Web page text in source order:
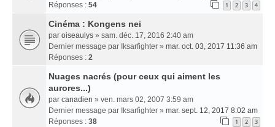
Réponses : 54 1 2 3 4
Cinéma : Kongens nei
par oiseaulys » sam. déc. 17, 2016 2:40 am
Dernier message par Iksarfighter » mar. oct. 03, 2017 11:36 am
Réponses : 2
Nuages nacrés (pour ceux qui aiment les
aurores...)
par canadien » ven. mars 02, 2007 3:59 am
Dernier message par Iksarfighter » mar. sept. 12, 2017 8:02 am
Réponses : 38 1 2 3